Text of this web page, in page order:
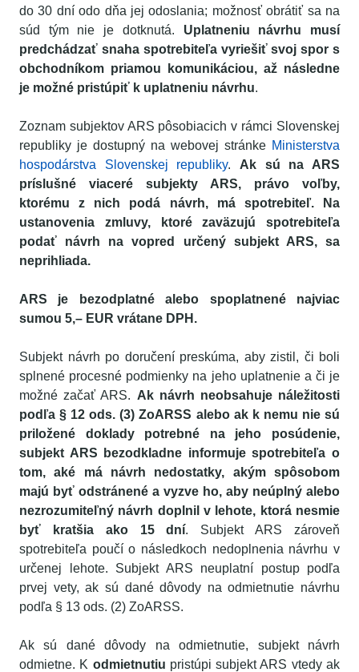
do 30 dní odo dňa jej odoslania; možnosť obrátiť sa na
súd tým nie je dotknutá. Uplatneniu návrhu musí
predchádzať snaha spotrebiteľa vyriešiť svoj spor s
obchodníkom priamou komunikáciou, až následne
je možné pristúpiť k uplatneniu návrhu.
Zoznam subjektov ARS pôsobiacich v rámci Slovenskej
republiky je dostupný na webovej stránke Ministerstva
hospodárstva Slovenskej republiky. Ak sú na ARS
príslušné viaceré subjekty ARS, právo voľby,
ktorému z nich podá návrh, má spotrebiteľ. Na
ustanovenia zmluvy, ktoré zaväzujú spotrebiteľa
podať návrh na vopred určený subjekt ARS, sa
neprihliada.
ARS je bezodplatné alebo spoplatnené najviac
sumou 5,– EUR vrátane DPH.
Subjekt návrh po doručení preskúma, aby zistil, či boli
splnené procesné podmienky na jeho uplatnenie a či je
možné začať ARS. Ak návrh neobsahuje náležitosti
podľa § 12 ods. (3) ZoARSS alebo ak k nemu nie sú
priložené doklady potrebné na jeho posúdenie,
subjekt ARS bezodkladne informuje spotrebiteľa o
tom, aké má návrh nedostatky, akým spôsobom
majú byť odstránené a vyzve ho, aby neúplný alebo
nezrozumiteľný návrh doplnil v lehote, ktorá nesmie
byť kratšia ako 15 dní. Subjekt ARS zároveň
spotrebiteľa poučí o následkoch nedoplnenia návrhu v
určenej lehote. Subjekt ARS neuplatní postup podľa
prvej vety, ak sú dané dôvody na odmietnutie návrhu
podľa § 13 ods. (2) ZoARSS.
Ak sú dané dôvody na odmietnutie, subjekt návrh
odmietne. K odmietnutiu pristúpi subjekt ARS vtedy ak